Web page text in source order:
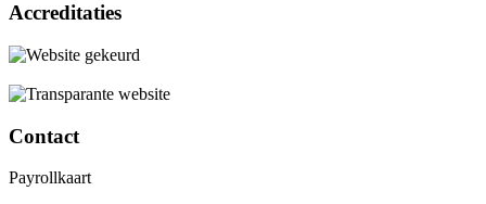
Accreditaties
Contact
Payrollkaart